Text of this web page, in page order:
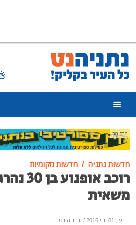
פרסומת
חדשות נתניה חדשות מקומיות
רוכב
משאית
רביעי, 01 יוני 2016 / נתניה נט